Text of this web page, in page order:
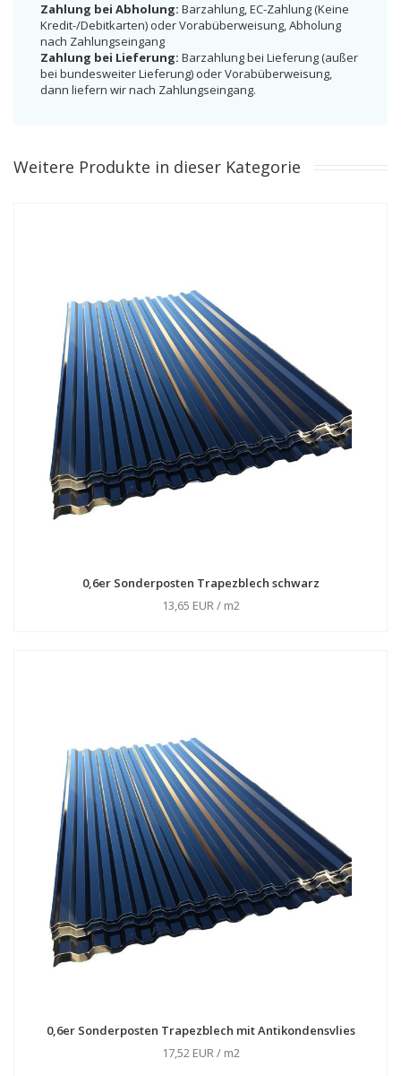
Zahlung bei Abholung: Barzahlung, EC-Zahlung (Keine
Kredit-/Debitkarten) oder Vorabüberweisung, Abholung
nach Zahlungseingang
Zahlung bei Lieferung: Barzahlung bei Lieferung (außer
bei bundesweiter Lieferung) oder Vorabüberweisung,
dann liefern wir nach Zahlungseingang.
Weitere Produkte in dieser Kategorie
0,6er Sonderposten Trapezblech schwarz
13,65 EUR / m2
0,6er Sonderposten Trapezblech mit Antikondensvlies
17,52 EUR / m2